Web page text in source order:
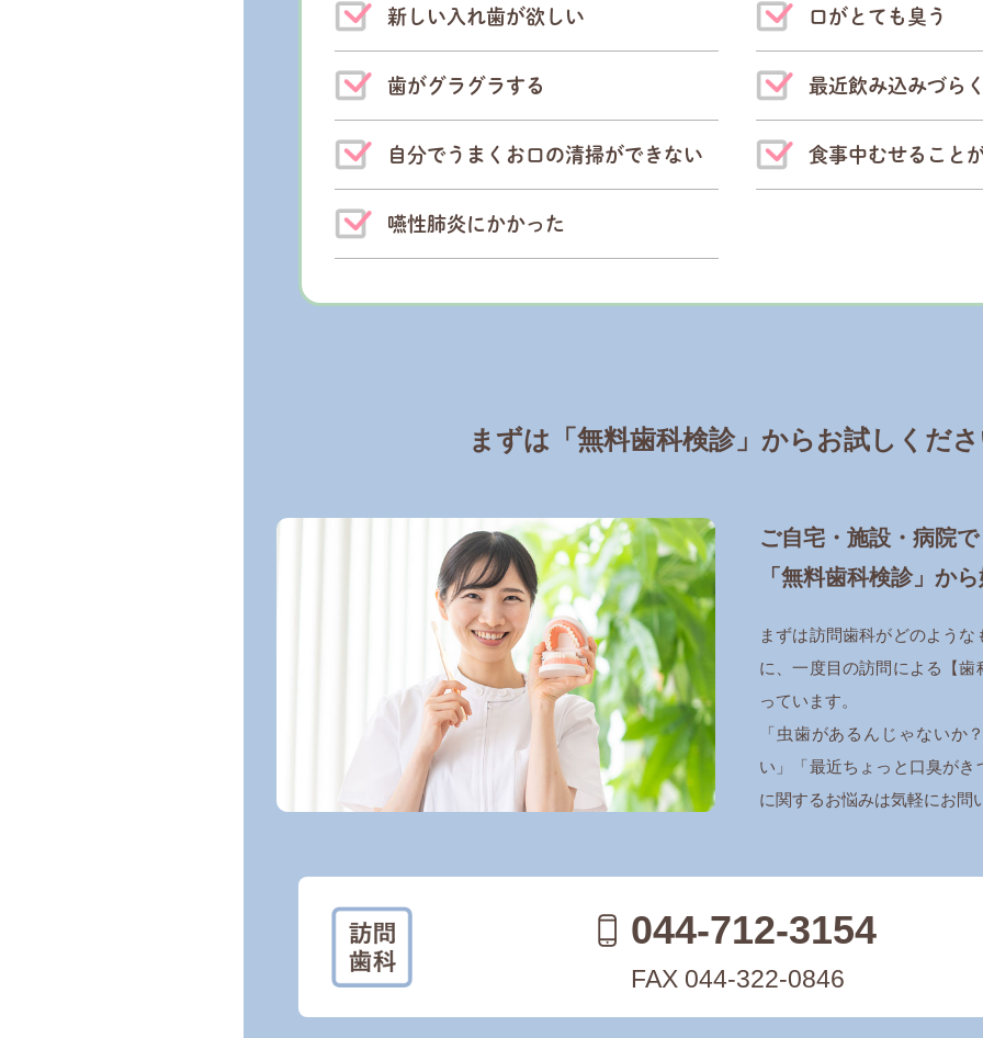
新しい入れ歯が欲しい 口がとても臭う
歯がグラグラする 最近飲み込みづら
自分でうまくお口の清掃ができない 食事中むせること
嚥性肺炎にかかった
まずは「無料歯科検診」からお試しくだ
ご自宅・施設・病院で
「無料歯科検診」か
まずは訪問歯科がどのよう
に、一度目の訪問による【
っています。
「虫歯があるんじゃないか
い」「最近ちょっと口臭が
に関するお悩みは気軽にお問
044-712-3154
FAX 044-322-0846